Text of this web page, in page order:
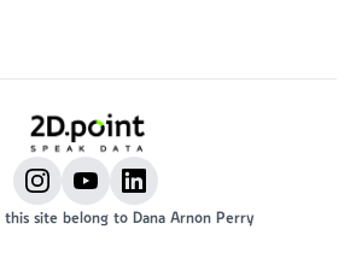
site belong to Dana Arnon Perry